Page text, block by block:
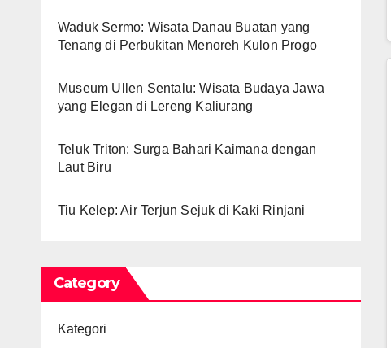
Waduk Sermo: Wisata Danau Buatan yang
Tenang di Perbukitan Menoreh Kulon Progo
Museum Ullen Sentalu: Wisata Budaya Jawa
yang Elegan di Lereng Kaliurang
Teluk Triton: Surga Bahari Kaimana dengan
Laut Biru
Tiu Kelep: Air Terjun Sejuk di Kaki Rinjani
Category
Kategori